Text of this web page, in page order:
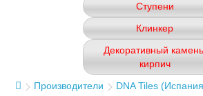
Ступени
Клинкер
Декоративный
кирпич
Производители
DNA Tiles